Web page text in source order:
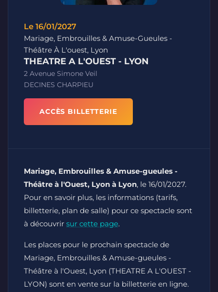
Le 16/01/2027
Mariage, Embrouilles & Amuse-Gueules -
Théâtre À L'ouest, Lyon
THEATRE A L'OUEST - LYON
2 Avenue Simone Veil
DECINES CHARPIEU
ACCÈS BILLETTERIE
Mariage, Embrouilles & Amuse-gueules -
Théâtre à l'Ouest, Lyon à Lyon, le 16/01/2027.
Pour en savoir plus, les informations (tarifs,
billetterie, plan de salle) pour ce spectacle sont
à découvrir sur cette page.
Les places pour le prochain spectacle de
Mariage, Embrouilles & Amuse-gueules -
Théâtre à l'Ouest, Lyon (THEATRE A L'OUEST -
LYON) sont en vente sur la billetterie en ligne.